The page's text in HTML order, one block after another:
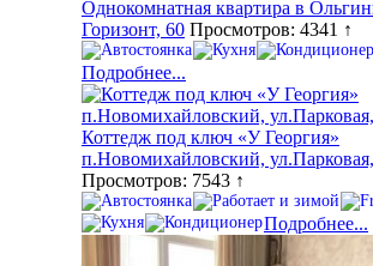
Однокомнатная квартира в
Горизонт, 60 Просмотров: 4341 ↑
Подробнее...
Коттедж под ключ «У Георгия»
п.Новомихайловский,
Просмотров: 7543 ↑
Подробнее...